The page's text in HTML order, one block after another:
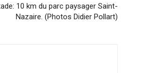
10 km du parc paysager Saint-
Nazaire. (Photos Didier Pollart)